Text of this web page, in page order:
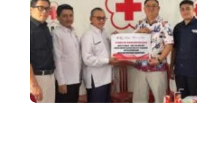
Knitting Factory Serahkan
Barang Kepada PMI Kota